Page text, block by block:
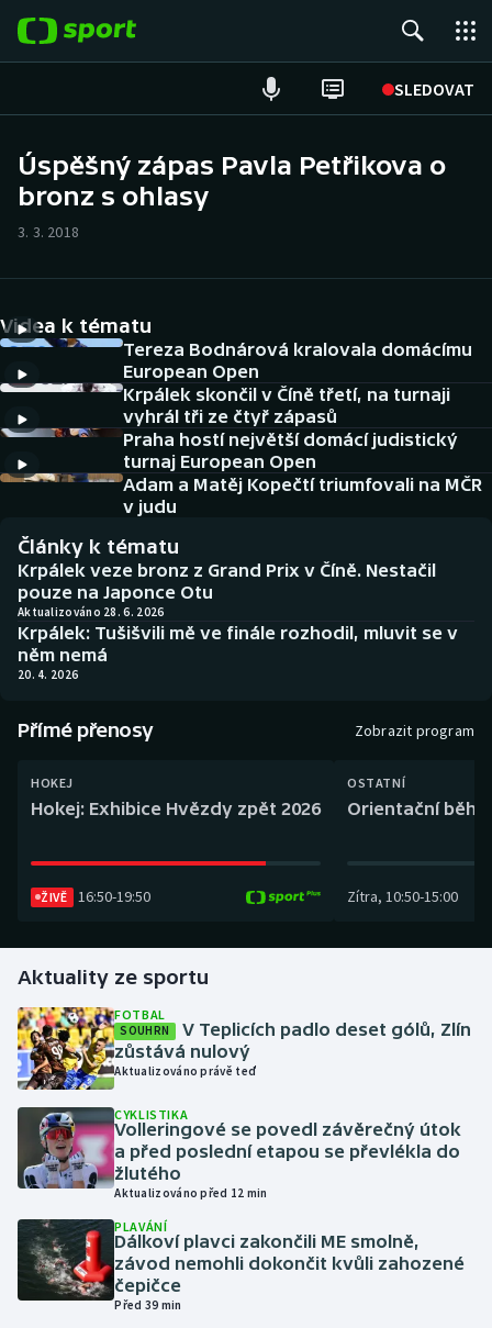
SLEDOVAT
Hokej
Cyklistika
DALŠÍ SPORTY
Americký fotbal
Baseball a softbal
Basketbal
Biatlon
Boby a skeleton
Box
Dostihy
Golf
Gymnastika
Házená
Jezdectví
Judo
Krasobruslení
Lezení
NEPŘEHLÉDNĚTE
Historické návraty
Aplikace ČT sport
AZ kvíz
Úspěšný zápas Pavla Petřikova o
bronz s ohlasy
3. 3. 2018
Videa k tématu
Tereza Bodnárová kralovala domácímu
European Open
Krpálek skončil v Číně třetí, na turnaji
vyhrál tři ze čtyř zápasů
Praha hostí největší domácí judistický
turnaj European Open
Adam a Matěj Kopečtí triumfovali na MČR
v judu
Články k tématu
Krpálek veze bronz z Grand Prix v Číně. Nestačil
pouze na Japonce Otu
Aktualizováno 28. 6. 2026
Krpálek: Tušišvili mě ve finále rozhodil, mluvit se v
něm nemá
20. 4. 2026
Přímé přenosy Zobrazit program
HOKEJ
Hokej: Exhibice Hvězdy zpět 2026
ŽIVĚ 16:50-19:50
OSTATNÍ
Orientační běh:
Zítra, 10:50-15:00
Aktuality ze sportu
FOTBAL
SOUHRN
V Teplicích padlo deset gólů, Zlín
zůstává nulový
Aktualizováno právě teď
CYKLISTIKA
Volleringové se povedl závěrečný útok
a před poslední etapou se převlékla do
žlutého
Aktualizováno před 12 min
PLAVÁNÍ
Dálkoví plavci zakončili ME smolně,
závod nemohli dokončit kvůli zahozené
čepičce
Před 39 min